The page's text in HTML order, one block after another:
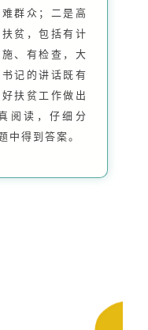
群众；二是高
贫，包括有计
、有检查，大
记的讲话既有
扶贫工作做出
阅读，仔细分
中得到答案。